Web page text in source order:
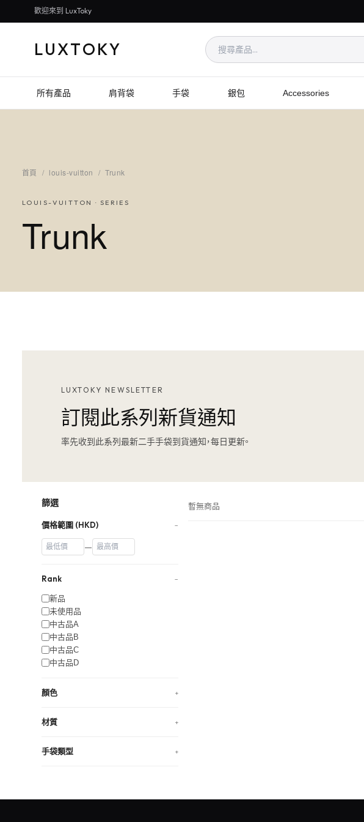
歡迎來到 LuxToky
LUXTOKY
所有產品 肩背袋 手袋 銀包 Accessories
首頁 / louis-vuitton / Trunk
LOUIS-VUITTON · SERIES
Trunk
LUXTOKY NEWSLETTER
訂閱此系列新貨通知
率先收到此系列最新二手手袋到貨通知，每日更新。
篩選
價格範圍 (HKD) −
—
Rank −
新品
未使用品
中古品A
中古品B
中古品C
中古品D
顏色 +
材質 +
手袋類型 +
暫無商品